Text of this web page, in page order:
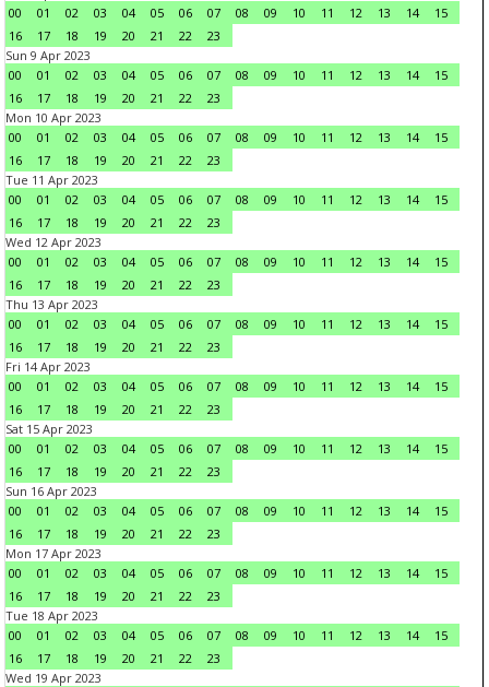
00
01 02 03 04 05 06 07 08 09 10 11 12 13 14
15
16
17 18 19 20 21 22
23
Sun 9 Apr 2023
00
01 02 03 04 05 06 07 08 09 10 11 12 13 14
15
16
17 18 19 20 21 22
23
Mon 10 Apr 2023
00
01 02 03 04 05 06 07 08 09 10 11 12 13 14
15
16
17 18 19 20 21 22
23
Tue 11 Apr 2023
00
01 02 03 04 05 06 07 08 09 10 11 12 13 14
15
16
17 18 19 20 21 22
23
Wed 12 Apr 2023
00
01 02 03 04 05 06 07 08 09 10 11 12 13 14
15
16
17 18 19 20 21 22
23
Thu 13 Apr 2023
00
01 02 03 04 05 06 07 08 09 10 11 12 13 14
15
16
17 18 19 20 21 22
23
Fri 14 Apr 2023
00
01 02 03 04 05 06 07 08 09 10 11 12 13 14
15
16
17 18 19 20 21 22
23
Sat 15 Apr 2023
00
01 02 03 04 05 06 07 08 09 10 11 12 13 14
15
16
17 18 19 20 21 22
23
Sun 16 Apr 2023
00
01 02 03 04 05 06 07 08 09 10 11 12 13 14
15
16
17 18 19 20 21 22
23
Mon 17 Apr 2023
00
01 02 03 04 05 06 07 08 09 10 11 12 13 14
15
16
17 18 19 20 21 22
23
Tue 18 Apr 2023
00
01 02 03 04 05 06 07 08 09 10 11 12 13 14
15
16
17 18 19 20 21 22
23
Wed 19 Apr 2023